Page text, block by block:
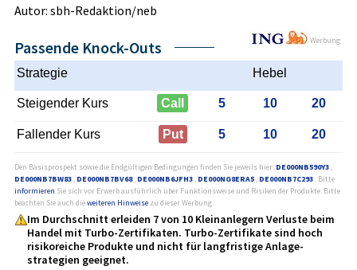
Autor: sbh-Redaktion/neb
Werbung
Passende Knock-Outs
Strategie Hebel
Steigender Kurs Call 5 10 20
Fallender Kurs Put 5 10 20
Den Basisprospekt sowie die Endgültigen Bedingungen finden Sie jeweils hier: DE000NB590Y3 ,
DE000NB7BW83 , DE000NB7BV68, DE000NB6JFH3 , DE000NG8ERA5 , DE000NB7C293 . Bitte
informieren Sie sich vor Erwerb ausführlich über Funktionsweise und Risiken der Produkte. Bitte
beachten Sie auch dieweiteren Hinweise zu dieser Werbung.
Im Durchschnitt erleiden 7 von 10 Kleinanlegern Verluste beim
Handel mit Turbo-Zertifikaten. Turbo-Zertifikate sind hoch
risikoreiche Produkte und nicht für langfristige Anlage­
strategien geeignet.